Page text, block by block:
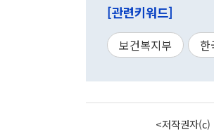
[관련키워드]
보건복지부 한
<저작권자